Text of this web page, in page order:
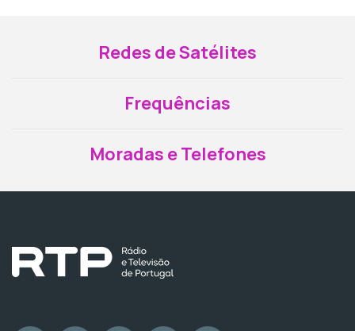
Redes de Satélites
Frequências
Moradas e Telefones